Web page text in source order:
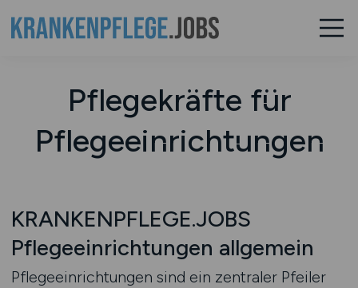
Pflegekräfte für
Pflegeeinrichtungen
KRANKENPFLEGE.JOBS
Pflegeeinrichtungen allgemein
Pflegeeinrichtungen sind ein zentraler Pfeiler